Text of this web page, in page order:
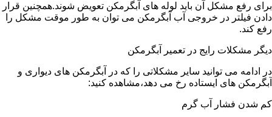
برای رفع مشکل آن باید لوله های آبگرمکن تعویض شوند.همچنین قرار
دادن فیلتر در خروجی آب آبگرمکن می توان به طور موقت مشکل را
رفع کند.
دیگر مشکلات رایج در تعمیر آبگرمکن
در ادامه می توانید سایر مشکلاتی را که در آبگرمکن های دیواری و
آبگرمکن های ایستاده رخ می دهد،مشاهده کنید:
کم شدن فشار آب گرم